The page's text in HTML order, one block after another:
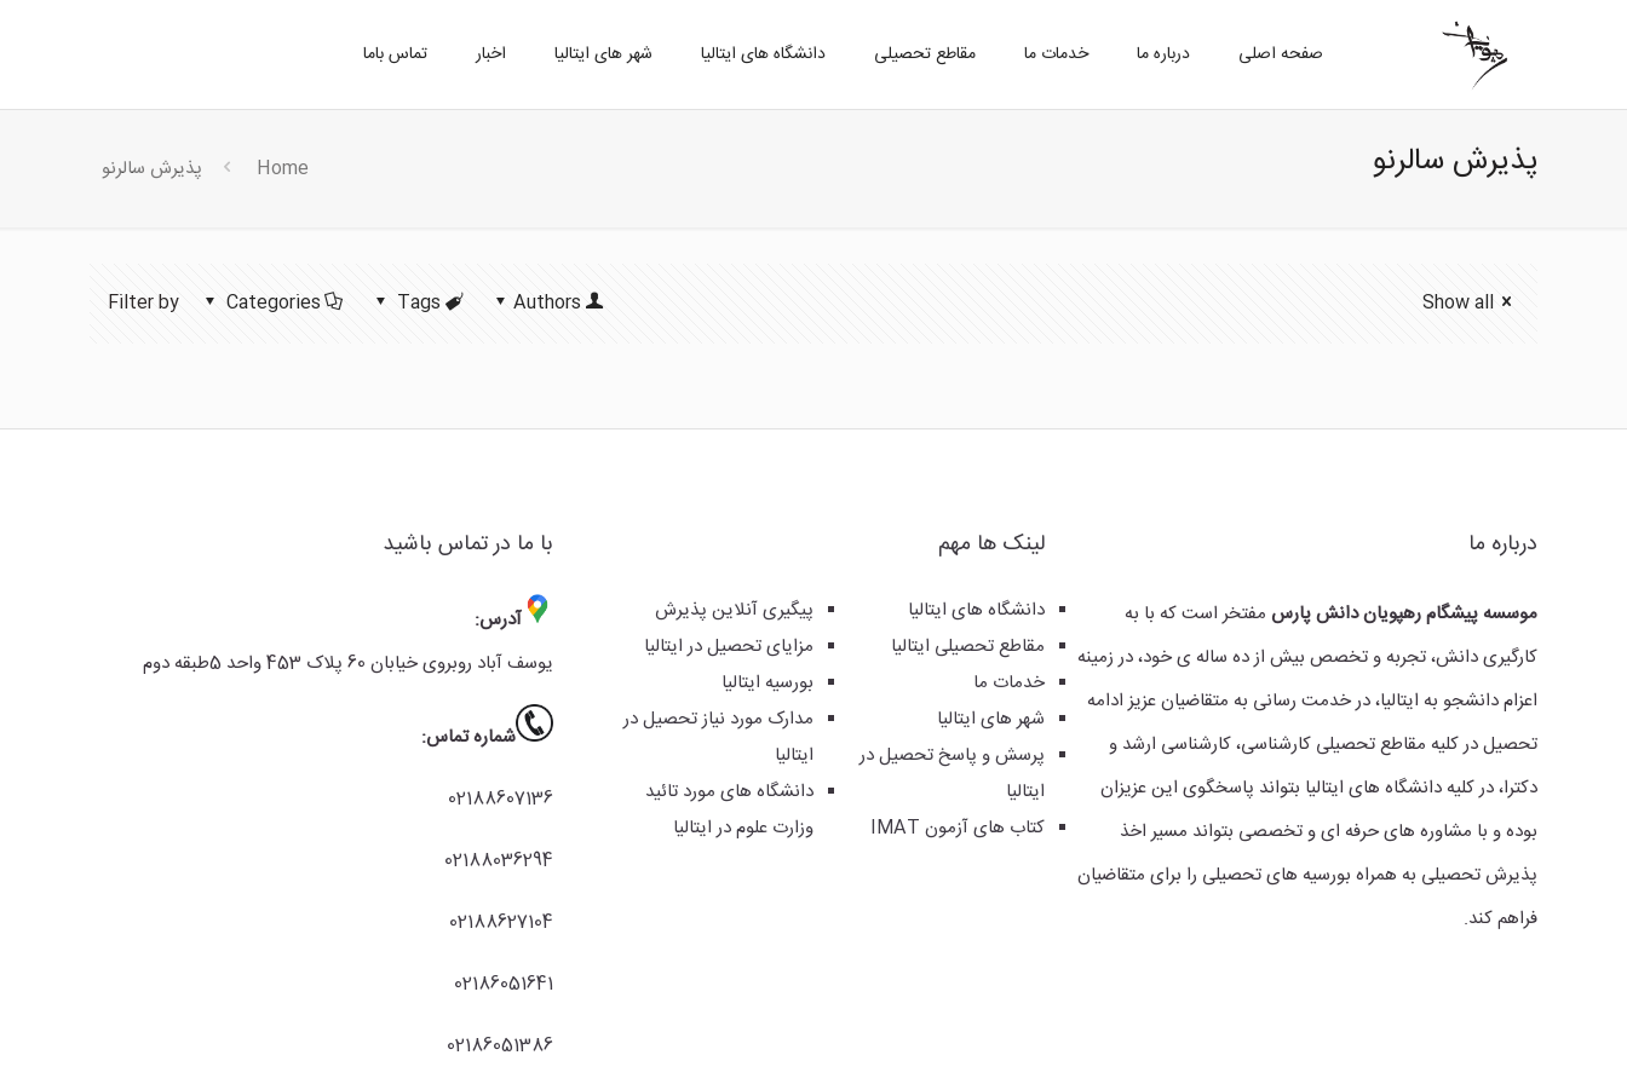
صفحه اصلی درباره ما خدمات ما مقاطع تحصیلی دانشگاه های ایتالیا شهر های ایتالیا اخبار تماس باما
پذیرش سالرنو Home پذیرش سالرنو
Filter by Categories Tags Authors Show all
درباره ما
موسسه پیشگام رهپویان دانش پارس مفتخر است که با به
کارگیری دانش، تجربه و تخصص بیش از ده ساله ی خود، در زمینه
اعزام دانشجو به ایتالیا، در خدمت رسانی به متقاضیان عزیز ادامه
تحصیل در کلیه مقاطع تحصیلی کارشناسی، کارشناسی ارشد و
دکترا، در کلیه دانشگاه های ایتالیا بتواند پاسخگوی این عزیزان
بوده و با مشاوره های حرفه ای و تخصصی بتواند مسیر اخذ
پذیرش تحصیلی به همراه بورسیه های تحصیلی را برای متقاضیان
فراهم کند.
لینک ها مهم
پیگیری آنلاین پذیرش
مزایای تحصیل در ایتالیا
بورسیه ایتالیا
مدارک مورد نیاز تحصیل در
ایتالیا
دانشگاه های مورد تائید
وزارت علوم در ایتالیا
دانشگاه های ایتالیا
مقاطع تحصیلی ایتالیا
خدمات ما
شهر های ایتالیا
پرسش و پاسخ تحصیل در
ایتالیا
کتاب های آزمون IMAT
با ما در تماس باشید
آدرس:
یوسف آباد روبروی خیابان 60 پلاک 453 واحد 5طبقه دوم
شماره تماس:
02188607136
02188036294
02188627104
02186051641
02186051386